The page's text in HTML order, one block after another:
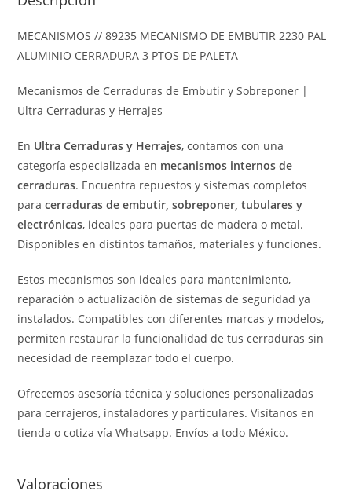
MECANISMOS // 89235 MECANISMO DE EMBUTIR 2230 PAL
ALUMINIO CERRADURA 3 PTOS DE PALETA
Mecanismos de Cerraduras de Embutir y Sobreponer |
Ultra Cerraduras y Herrajes
En Ultra Cerraduras y Herrajes, contamos con una
categoría especializada en mecanismos internos de
cerraduras. Encuentra repuestos y sistemas completos
paracerraduras de embutir, sobreponer, tubulares y
electrónicas, ideales para puertas de madera o metal.
Disponibles en distintos tamaños, materiales y funciones.
Estos mecanismos son ideales para mantenimiento,
reparación o actualización de sistemas de seguridad ya
instalados. Compatibles con diferentes marcas y modelos,
permiten restaurar la funcionalidad de tus cerraduras sin
necesidad de reemplazar todo el cuerpo.
Ofrecemos asesoría técnica y soluciones personalizadas
para cerrajeros, instaladores y particulares. Visítanos en
tienda o cotiza vía Whatsapp. Envíos a todo México.
Valoraciones